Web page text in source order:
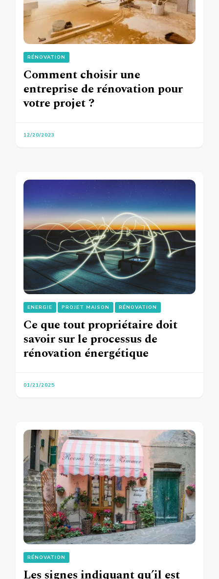
RÉNOVATION
Comment choisir une
entreprise de rénovation pour
votre projet ?
12/20/2023
ENERGIE PROJET MAISON RÉNOVATION
Ce que tout propriétaire doit
savoir sur le processus de
rénovation énergétique
01/21/2025
RÉNOVATION
Les signes indiquant qu’il est